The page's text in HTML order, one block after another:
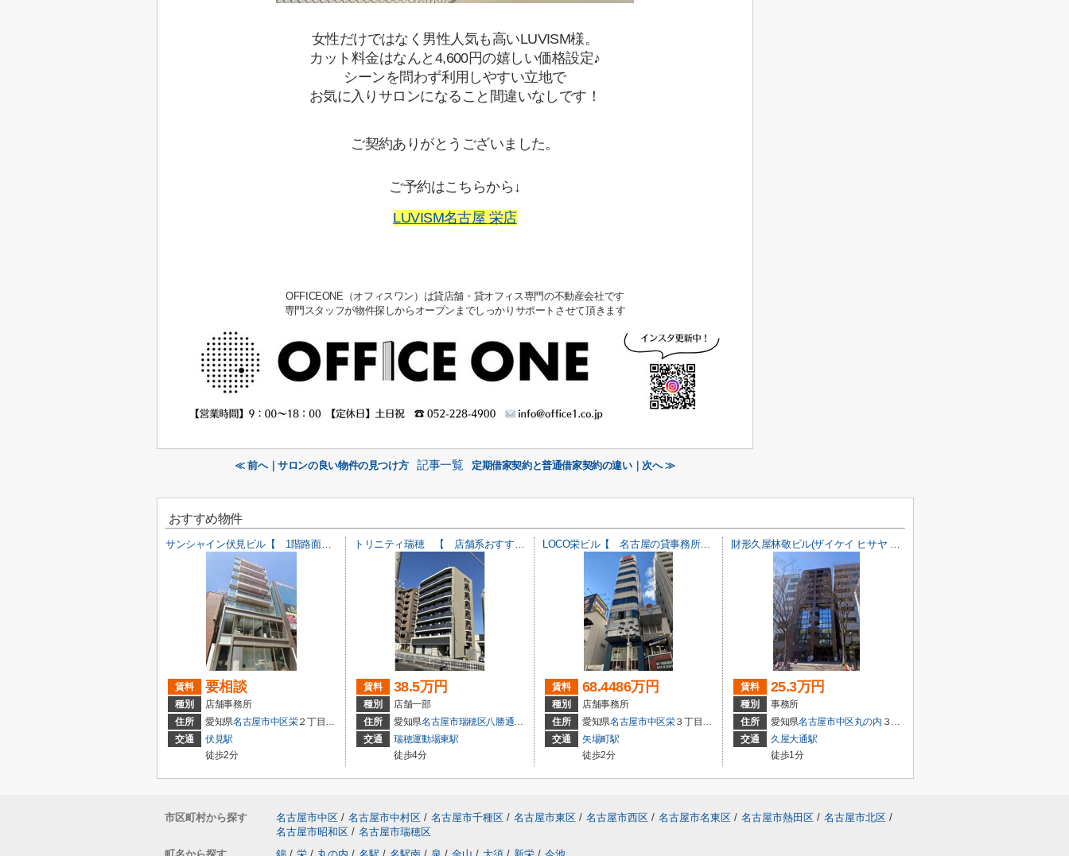
女性だけではなく男性人気も高いLUVISM様。
カット料金はなんと4,600円の嬉しい価格設定♪
シーンを問わず利用しやすい立地で
お気に入りサロンになること間違いなしです！
ご契約ありがとうございました。
ご予約はこちらから↓
LUVISM名古屋 栄店
OFFICEONE（オフィスワン）は貸店舗・貸オフィス専門の不動産会社です
専門スタッフが物件探しからオープンまでしっかりサポートさせて頂きます
≪ 前へ｜サロンの良い物件の見つけ方 記事一覧 定期借家契約と普通借家契約の違い｜次へ ≫
おすすめ物件
サンシャイン伏見ビル【 1階路面店 】
賃料 要相談
種別
店舗事務所
住所
愛知県名古屋市中区栄２丁目1-21
交通
伏見駅
徒歩2分
賃料 38.5万円
種別
店舗一部
住所
愛知県名古屋市瑞穂区八勝通 ３丁目16-1
交通
瑞穂運動場東駅
徒歩4分
LOCO栄ビル【 名古屋の貸事務所・貸オフィス 】
賃料 68.4486万円
種別
店舗事務所
住所
愛知県名古屋市中区栄３丁目27-11
交通
矢場町駅
徒歩2分
賃料 25.3万円
種別
事務所
住所
愛知県名古屋市中区丸の内 ３丁目19-14
交通
久屋大通駅
徒歩1分
市区町村から探す 名古屋市中区 / 名古屋市中村区 / 名古屋市千種区 / 名古屋市東区 / 名古屋市西区 / 名古屋市名東区 / 名古屋市熱田区 / 名古屋市北区 /
名古屋市昭和区 / 名古屋市瑞穂区